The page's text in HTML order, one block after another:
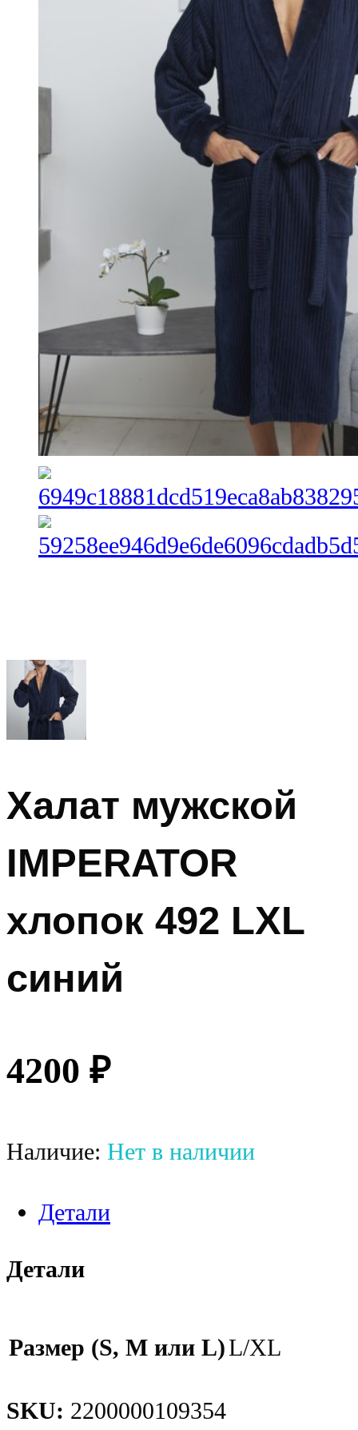
Халат мужской
IMPERATOR
хлопок 492 LXL
синий
4200 ₽
Наличие: Нет в наличии
Детали
Детали
Размер (S, M или L)L/XL
SKU: 2200000109354